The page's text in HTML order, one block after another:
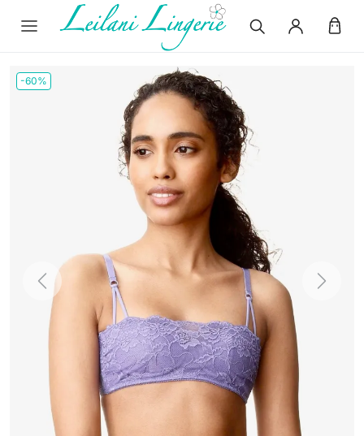
-60%
Previous Next